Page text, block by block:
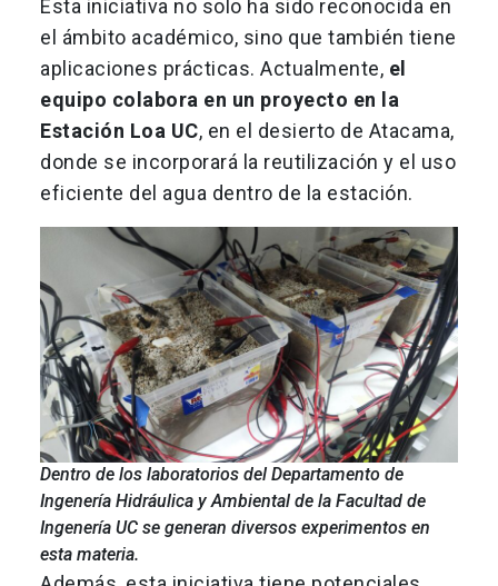
Esta iniciativa no solo ha sido reconocida en
el ámbito académico, sino que también tiene
aplicaciones prácticas. Actualmente, el
equipo colabora en un proyecto en la
Estación Loa UC, en el desierto de Atacama,
donde se incorporará la reutilización y el uso
eficiente del agua dentro de la estación.
Dentro de los laboratorios del Departamento de
Ingenería Hidráulica y Ambiental de la Facultad de
Ingenería UC se generan diversos experimentos en
esta materia.